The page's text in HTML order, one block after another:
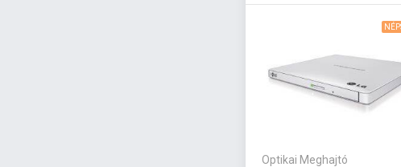
Optikai Meghajtó